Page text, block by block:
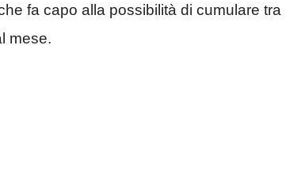
fa capo alla possibilità di cumulare tra
mese.